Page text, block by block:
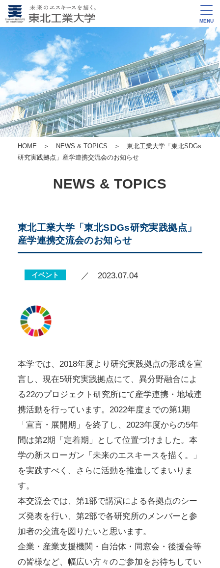
MENU
HOME ＞ NEWS & TOPICS ＞ 東北工業大学「東北SDGs
研究実践拠点」産学連携交流会のお知らせ
NEWS & TOPICS
東北工業大学「東北SDGs研究実践拠点」
産学連携交流会のお知らせ
イベント ／ 2023.07.04
本学では、2018年度より研究実践拠点の形成を宣
言し、現在5研究実践拠点にて、異分野融合によ
る22のプロジェクト研究所にて産学連携・地域連
携活動を行っています。2022年度までの第1期
「宣言・展開期」を終了し、2023年度からの5年
間は第2期「定着期」として位置づけました。本
学の新スローガン「未来のエスキースを描く。」
を実践すべく、さらに活動を推進してまいりま
す。
本交流会では、第1部で講演による各拠点のシー
ズ発表を行い、第2部で各研究所のメンバーと参
加者の交流を図りたいと思います。
企業・産業支援機関・自治体・同窓会・後援会等
の皆様など、幅広い方々のご参加をお待ちしてい